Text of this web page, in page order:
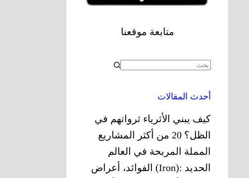
متابعة موقعنا
أحدث المقالات
كيف يبني الأثرياء ثرواتهم في
الظل؟ 20 من أكثر المشاريع
المملة المربحة في العالم
الحديد‎ (Iron): ‎الفوائد، أعراض